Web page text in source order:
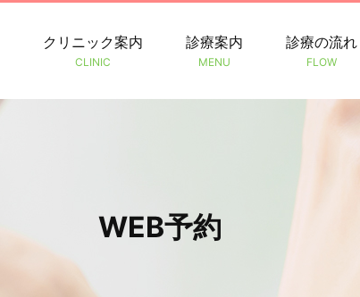
クリニック案内
CLINIC
診療案内
MENU
診療の流れ
FLOW
WEB予約